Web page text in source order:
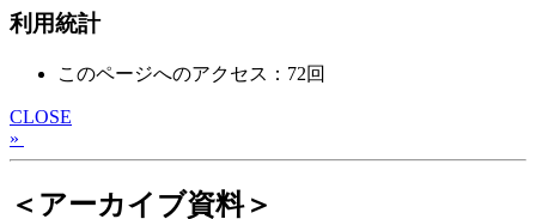
利用統計
このページへのアクセス：72回
CLOSE
»
＜アーカイブ資料＞